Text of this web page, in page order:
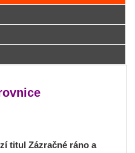
titul Zázračné ráno a